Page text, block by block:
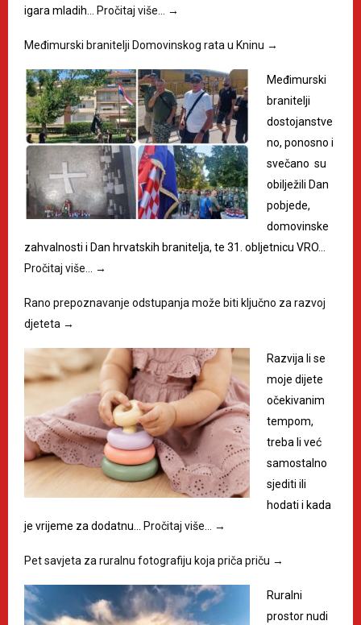
igara mladih…
Pročitaj više… →
Međimurski branitelji Domovinskog rata u Kninu →
Međimurski
branitelji
dostojanstve
no, ponosno i
svečano su
obilježili Dan
pobjede,
domovinske
zahvalnosti i Dan hrvatskih branitelja, te 31. obljetnicu VRO…
Pročitaj više…
→
Rano prepoznavanje odstupanja može biti ključno za razvoj
djeteta →
Razvija li se
moje dijete
očekivanim
tempom,
treba li već
samostalno
sjediti ili
hodati i kada
je vrijeme za dodatnu…
Pročitaj više… →
Pet savjeta za ruralnu fotografiju koja priča priču →
Ruralni
prostor nudi